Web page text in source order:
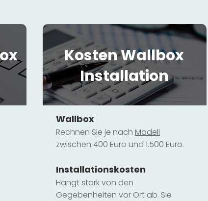
Kosten Wallbox
Installation
Wallbox
Rechnen Sie je nach Modell
zwischen 400 Euro und 1.500 Euro.
Installationskosten
Hängt stark von den
Gegebenheiten vor Ort ab. Sie